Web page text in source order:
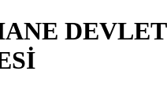
DEVLET